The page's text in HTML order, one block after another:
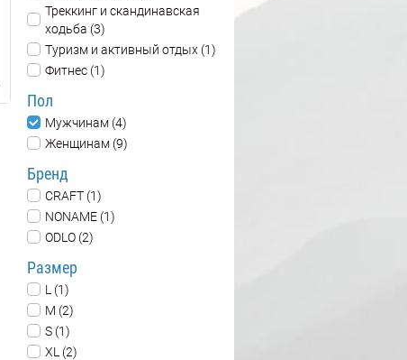
Треккинг и скандинавская
ходьба (3)
Туризм и активный отдых (1)
Фитнес (1)
Пол
Мужчинам (4)
Женщинам (9)
Бренд
CRAFT (1)
NONAME (1)
ODLO (2)
Размер
L (1)
M (2)
S (1)
XL (2)